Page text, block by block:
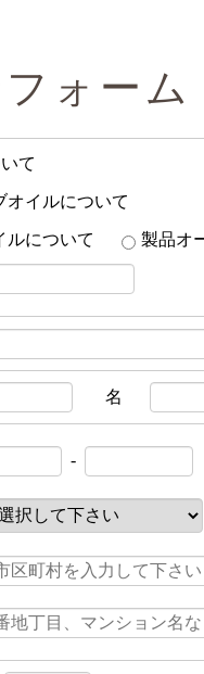
ォーム
て
オイルについて
ルについて 製品オ
名
-